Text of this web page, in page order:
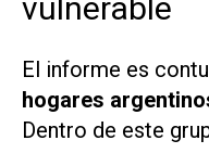
vulnerable
El informe es
hogares
Dentro de este